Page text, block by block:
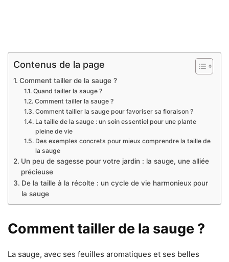
Contenus de la page
Comment tailler de la sauge ?
Quand tailler la sauge ?
Comment tailler la sauge ?
Comment tailler la sauge pour favoriser sa floraison ?
La taille de la sauge : un soin essentiel pour une plante
pleine de vie
Des exemples concrets pour mieux comprendre la taille de
la sauge
Un peu de sagesse pour votre jardin : la sauge, une alliée
précieuse
De la taille à la récolte : un cycle de vie harmonieux pour
la sauge
Comment tailler de la sauge ?
La sauge, avec ses feuilles aromatiques et ses belles